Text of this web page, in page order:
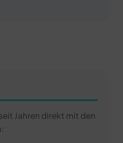
Jahren direkt mit den